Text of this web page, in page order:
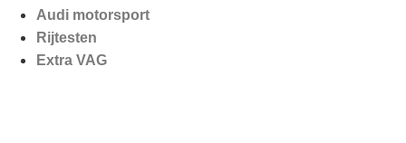
Audi motorsport
Rijtesten
Extra VAG